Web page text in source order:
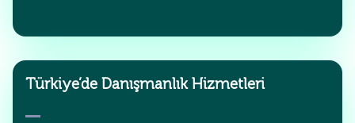
Türkiye’de Danışmanlık Hizmetleri